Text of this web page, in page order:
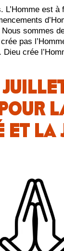
L’Homme est
sommes
pas
crée
ET LA